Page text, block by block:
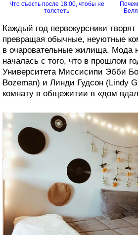
Что съесть после 18:00, чтобы не
толстеть
Каждый год первокурсники
превращая обычные, неуютные
в очаровательные жилища. Мода
началась с того, что в прошлом
Университета Миссисипи Эбби
Bozeman) и Линди Гудсон (Lindy
комнату в общежитии в «дом